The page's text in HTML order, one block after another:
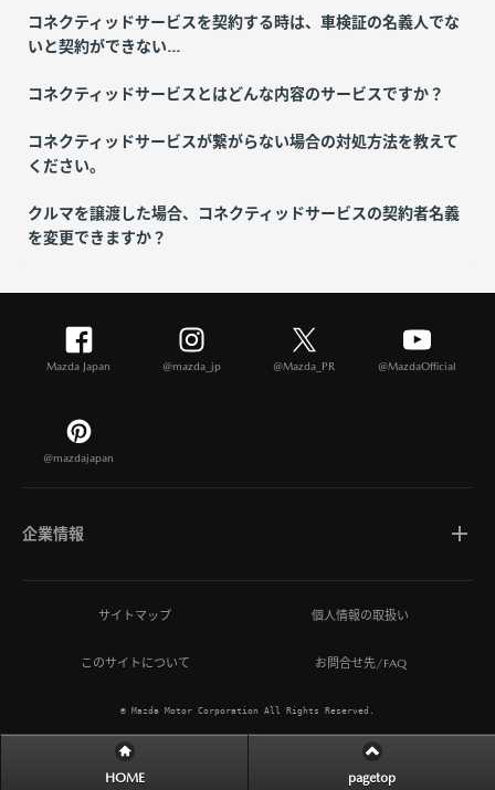
コネクティッドサービスを契約する時は、車検証の名義人でな
いと契約ができない...
コネクティッドサービスとはどんな内容のサービスですか？
コネクティッドサービスが繋がらない場合の対処方法を教えて
ください。
クルマを譲渡した場合、コネクティッドサービスの契約者名義
を変更できますか？
Mazda Japan @mazda_jp @Mazda_PR @MazdaOfficial
@mazdajapan
企業情報
マツダについて
ひとを想う価値創造
サステナビリティ
サイトマップ 個人情報の取扱い
このサイトについて お問合せ先/FAQ
© Mazda Motor Corporation All Rights Reserved.
HOME pagetop